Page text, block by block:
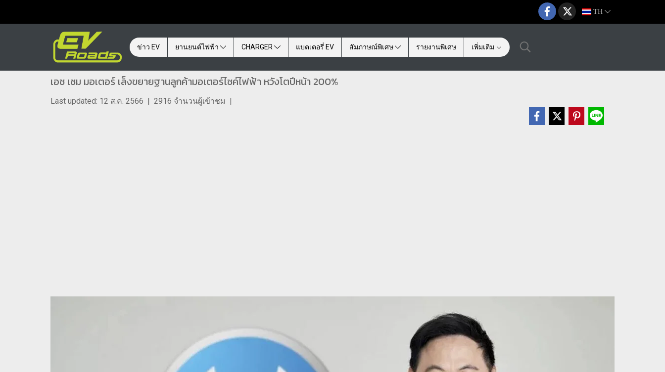
TH
ข่าว EV ยานยนต์ไฟฟ้า CHARGER แบตเตอรี่ EV สัมภาษณ์พิเศษ รายงานพิเศษ เพิ่มเติม
เอช เซม มอเตอร์ เล็งขยายฐานลูกค้ามอเตอร์ไซค์ไฟฟ้า หวังโตปีหน้า 200%
Last updated: 12 ส.ค. 2566 | 2916 จำนวนผู้เข้าชม |